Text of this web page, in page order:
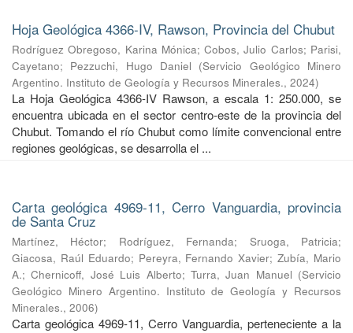
Hoja Geológica 4366-IV, Rawson, Provincia del Chubut
Rodríguez Obregoso, Karina Mónica;Cobos, Julio Carlos; Parisi,
Cayetano; Pezzuchi, Hugo Daniel (Servicio Geológico Minero
Argentino. Instituto de Geología y Recursos Minerales., 2024)
La Hoja Geológica 4366-IV Rawson, a escala 1: 250.000, se
encuentra ubicada en el sector centro-este de la provincia del
Chubut. Tomando el río Chubut como límite convencional entre
regiones geológicas, se desarrolla el ...
Carta geológica 4969-11, Cerro Vanguardia, provincia
de Santa Cruz
Martínez, Héctor; Rodríguez, Fernanda; Sruoga, Patricia;
Giacosa, Raúl Eduardo; Pereyra, Fernando Xavier;Zubía, Mario
A.;Chernicoff, José Luis Alberto; Turra, Juan Manuel (Servicio
Geológico Minero Argentino. Instituto de Geología y Recursos
Minerales., 2006)
Carta geológica 4969-11, Cerro Vanguardia, perteneciente a la